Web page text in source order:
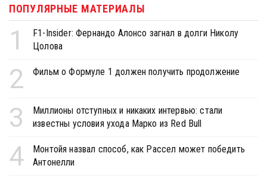
ПОПУЛЯРНЫЕ МАТЕРИАЛЫ
1
F1-Insider: Фернандо Алонсо загнал в долги Николу
Цолова
2 Фильм о Формуле 1 должен получить продолжение
3
Миллионы отступных и никаких интервью: стали
известны условия ухода Марко из Red Bull
4
Монтойя назвал способ, как Рассел может победить
Антонелли